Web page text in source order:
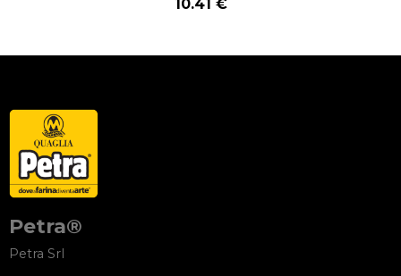
10.41 €
Petra®
Petra Srl